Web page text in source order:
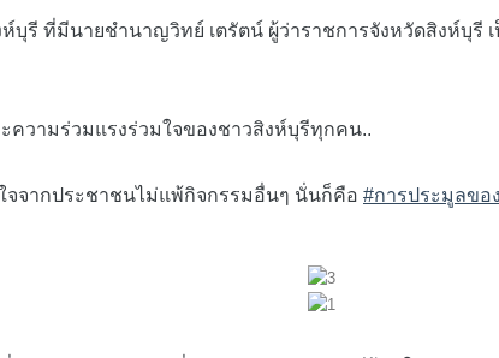
ที่มีนายชำนาญวิทย์ เตรัตน์ ผู้ว่าราชการจังหวัดสิงห์บุรี เ
ามร่วมแรงร่วมใจของชาวสิงห์บุรีทุกคน..
ากประชาชนไม่แพ้กิจกรรมอื่นๆ นั่นก็คือ #การประมูลข